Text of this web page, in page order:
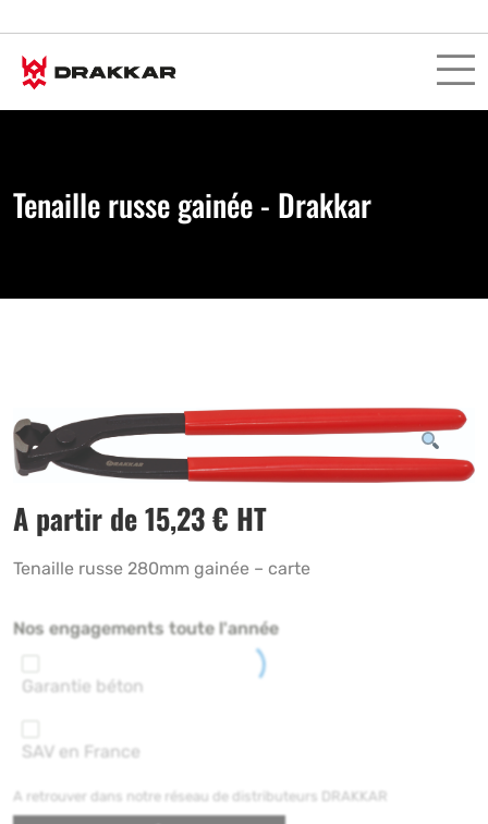
Tenaille russe gainée - Drakkar
A partir de15,23€ HT
Tenaille russe 280mm gainée – carte
Nos engagements toute l'année
Garantie béton
SAV en France
A retrouver dans notre réseau de distributeurs DRAKKAR